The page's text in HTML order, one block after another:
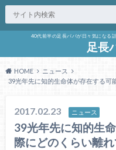
40代前半の足長パパが日々気になる
足長
HOME
ニュース
39光年先に知的生命体が存在する可
2017.02.23 ニュース
39光年先に知的生
際にどのくらい離れ